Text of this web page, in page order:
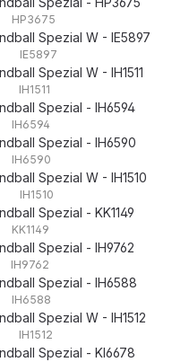
HP3675
IE5897
IH1511
IH6594
IH6590
IH1510
KK1149
IH9762
IH6588
IH1512